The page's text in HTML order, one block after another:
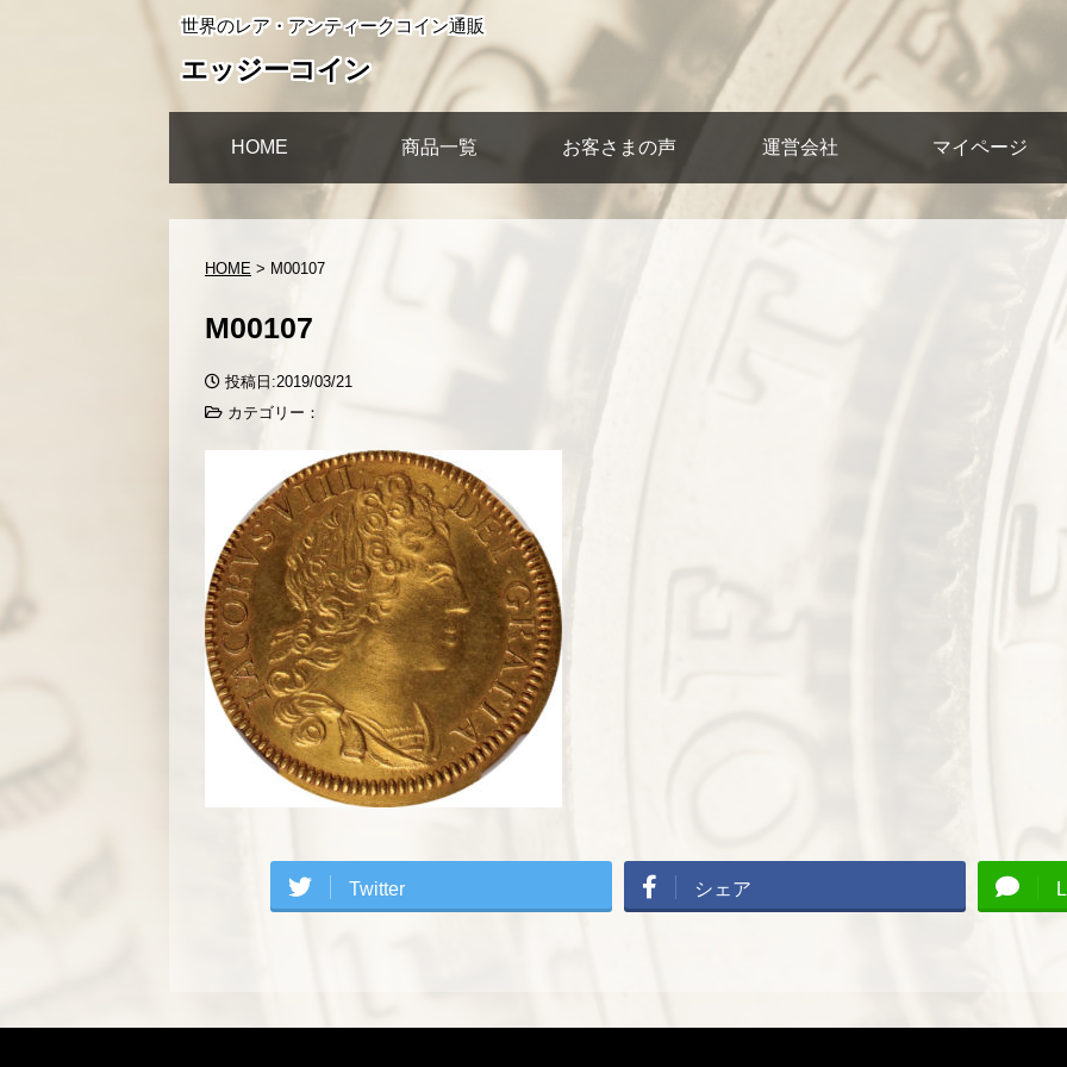
世界のレア・アンティークコイン通販
エッジーコイン
HOME 商品一覧 お客さまの声 運営会社 マイページ
HOME > M00107
M00107
投稿日:2019/03/21
カテゴリー：
Twitter シェア